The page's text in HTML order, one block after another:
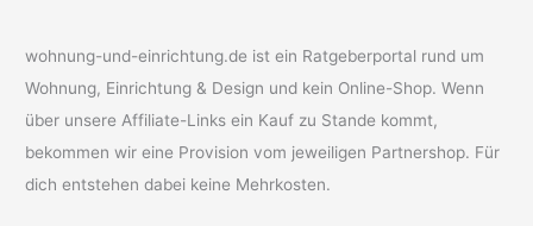
wohnung-und-einrichtung.de ist ein Ratgeberportal rund um
Wohnung, Einrichtung & Design und kein Online-Shop. Wenn
über unsere Affiliate-Links ein Kauf zu Stande kommt,
bekommen wir eine Provision vom jeweiligen Partnershop. Für
dich entstehen dabei keine Mehrkosten.